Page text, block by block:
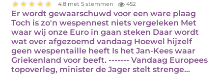
4.8 met 5 stemmen 452
Er wordt gewaarschuwd voor een ware plaag
Toch is zo'n wespennest niets vergeleken Met
waar wij onze Euro in gaan steken Daar wordt
wat over afgezoemd vandaag Hoewel hijzelf
geen wespentaille heeft Is het Jan-Kees waar
Griekenland voor beeft. ------- Vandaag Europees
topoverleg, minister de Jager stelt strenge…